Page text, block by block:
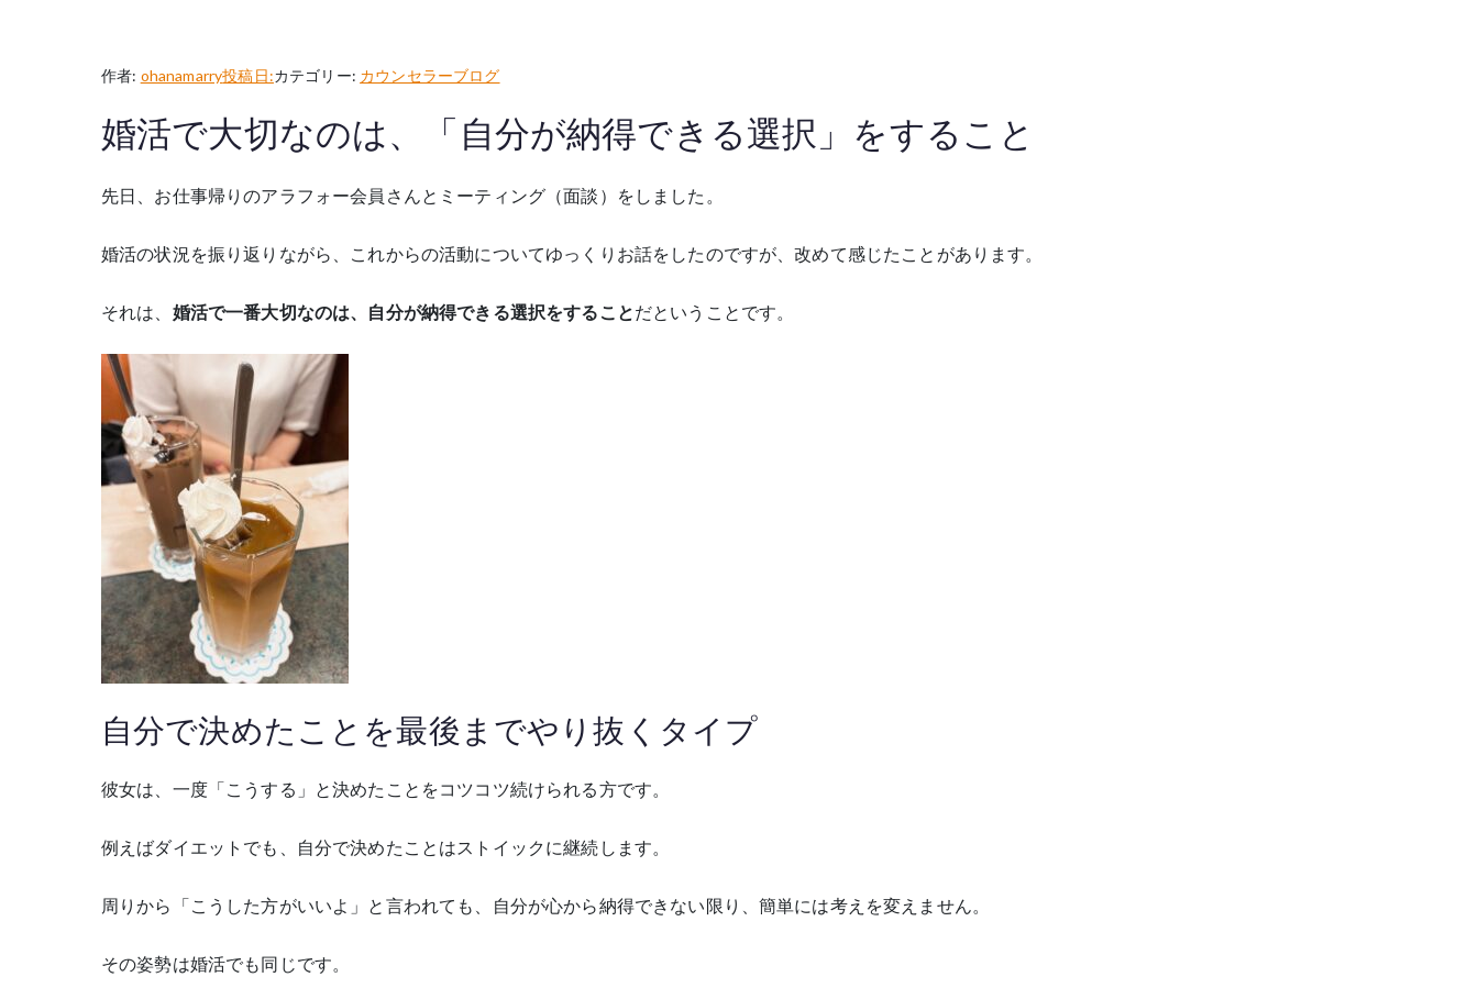
作者: ohanamarry投稿日:カテゴリー: カウンセラーブログ
婚活で大切なのは、「自分が納得できる選択」をすること
先日、お仕事帰りのアラフォー会員さんとミーティング（面談）をしました。
婚活の状況を振り返りながら、これからの活動についてゆっくりお話をしたのですが、改めて感じたことがあります。
それは、 婚活で一番大切なのは、自分が納得できる選択をすることだということです。
自分で決めたことを最後までやり抜くタイプ
彼女は、一度「こうする」と決めたことをコツコツ続けられる方です。
例えばダイエットでも、自分で決めたことはストイックに継続します。
周りから「こうした方がいいよ」と言われても、自分が心から納得できない限り、簡単には考えを変えません。
その姿勢は婚活でも同じです。